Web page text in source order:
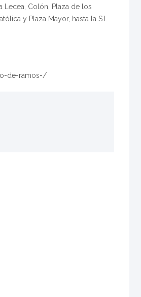
Lecea, Colón, Plaza de los
y Plaza Mayor, hasta la S.I.
de-ramos-/